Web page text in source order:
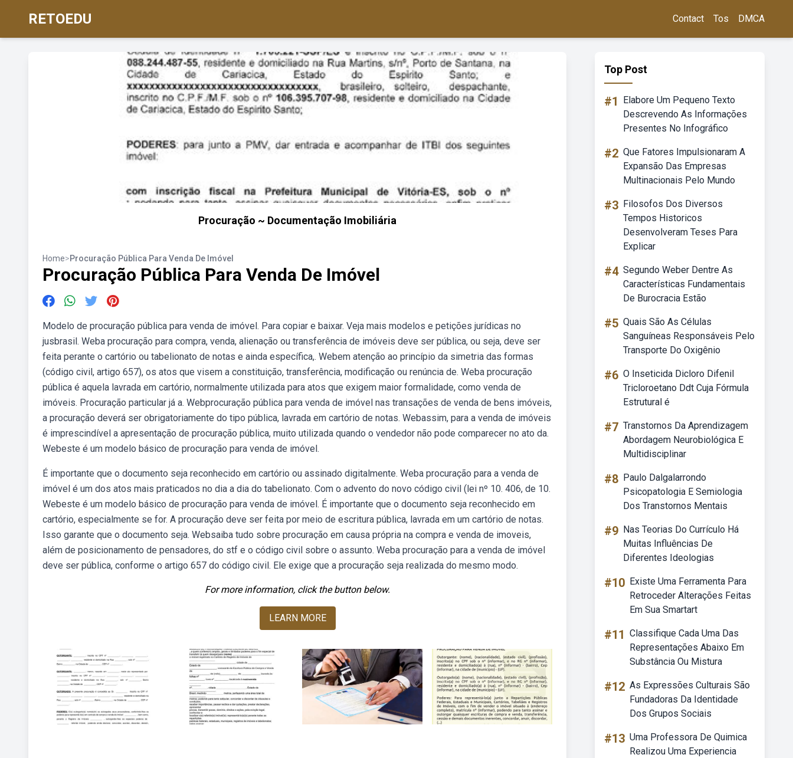
RETOEDU Contact Tos DMCA
Procuração ~ Documentação Imobiliária
Home>Procuração Pública Para Venda De Imóvel
Procuração Pública Para Venda De Imóvel
Modelo de procuração pública para venda de imóvel. Para copiar e baixar. Veja mais modelos e petições jurídicas no
jusbrasil. Weba procuração para compra, venda, alienação ou transferência de imóveis deve ser pública, ou seja, deve ser
feita perante o cartório ou tabelionato de notas e ainda específica,. Webem atenção ao princípio da simetria das formas
(código civil, artigo 657), os atos que visem a constituição, transferência, modificação ou renúncia de. Weba procuração
pública é aquela lavrada em cartório, normalmente utilizada para atos que exigem maior formalidade, como venda de
imóveis. Procuração particular já a. Webprocuração pública para venda de imóvel nas transações de venda de bens imóveis,
a procuração deverá ser obrigatoriamente do tipo pública, lavrada em cartório de notas. Webassim, para a venda de imóveis
é imprescindível a apresentação de procuração pública, muito utilizada quando o vendedor não pode comparecer no ato da.
Webeste é um modelo básico de procuração para venda de imóvel.
É importante que o documento seja reconhecido em cartório ou assinado digitalmente. Weba procuração para a venda de
imóvel é um dos atos mais praticados no dia a dia do tabelionato. Com o advento do novo código civil (lei nº 10. 406, de 10.
Webeste é um modelo básico de procuração para venda de imóvel. É importante que o documento seja reconhecido em
cartório, especialmente se for. A procuração deve ser feita por meio de escritura pública, lavrada em um cartório de notas.
Isso garante que o documento seja. Websaiba tudo sobre procuração em causa própria na compra e venda de imoveis,
além de posicionamento de pensadores, do stf e o código civil sobre o assunto. Weba procuração para a venda de imóvel
deve ser pública, conforme o artigo 657 do código civil. Ele exige que a procuração seja realizada do mesmo modo.
For more information, click the button below.
LEARN MORE
Top Post
#1
Elabore Um Pequeno Texto
Descrevendo As Informações
Presentes No Infográfico
#2 Que Fatores Impulsionaram A
Expansão Das Empresas
Multinacionais Pelo Mundo
#3 Filosofos Dos Diversos
Tempos Historicos
Desenvolveram Teses Para
Explicar
#4 Segundo Weber Dentre As
Características Fundamentais
De Burocracia Estão
#5 Quais São As Células
Sanguíneas Responsáveis Pelo
Transporte Do Oxigênio
#6 O Inseticida Dicloro Difenil
Tricloroetano Ddt Cuja Fórmula
Estrutural é
#7 Transtornos Da Aprendizagem
Abordagem Neurobiológica E
Multidisciplinar
#8 Paulo Dalgalarrondo
Psicopatologia E Semiologia
Dos Transtornos Mentais
#9 Nas Teorias Do Currículo Há
Muitas Influências De
Diferentes Ideologias
#10 Existe Uma Ferramenta Para
Retroceder Alterações Feitas
Em Sua Smartart
#11 Classifique Cada Uma Das
Representações Abaixo Em
Substância Ou Mistura
#12 As Expressões Culturais São
Fundadoras Da Identidade
Dos Grupos Sociais
#13 Uma Professora De Quimica
Realizou Uma Experiencia